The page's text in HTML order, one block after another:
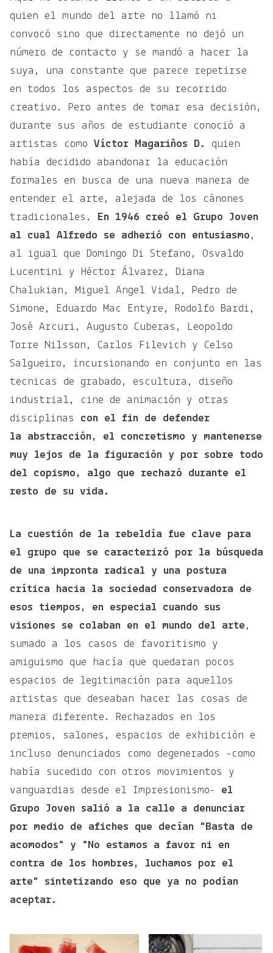
quien el mundo del arte no llamó ni
convocó sino que directamente no dejó un
número de contacto y se mandó a hacer la
suya, una constante que parece repetirse
en todos los aspectos de su recorrido
creativo. Pero antes de tomar esa decisión,
durante sus años de estudiante conoció a
artistas como Víctor Magariños D.
quien
había decidido abandonar la educación
formales en busca de una nueva manera de
entender el arte, alejada de los cánones
tradicionales. En 1946 creó el Grupo Joven
al cual Alfredo se adherió con entusiasmo ,
al igual que Domingo Di Stefano, Osvaldo
Lucentini y Héctor Álvarez, Diana
Chalukian, Miguel Angel Vidal, Pedro de
Simone, Eduardo Mac Entyre, Rodolfo Bardi,
José Arcuri, Augusto Cuberas, Leopoldo
Torre Nilsson, Carlos Filevich y Celso
Salgueiro, incursionando en conjunto en las
tecnicas de grabado, escultura, diseño
industrial, cine de animación y otras
disciplinas
con el fin de defender
la abstracción, el concretismo y mantenerse
muy lejos de la figuración y por sobre todo
del copismo, algo que rechazó durante el
resto de su vida.
La cuestión de la rebeldía fue clave para
el grupo que se caracterizó por la búsqueda
de una impronta radical y una postura
crítica hacia la sociedad conservadora de
esos tiempos, en especial cuando sus
visiones se colaban en el mundo del arte ,
sumado a los casos de favoritismo y
amiguismo que hacía que quedaran pocos
espacios de legitimación para aquellos
artistas que deseaban hacer las cosas de
manera diferente. Rechazados en los
premios, salones, espacios de exhibición e
incluso denunciados como degenerados -como
había sucedido con otros movimientos y
vanguardias desde el Impresionismo- el
Grupo Joven salió a la calle a denunciar
por medio de afiches que decían "Basta de
acomodos" y "No estamos a favor ni en
contra de los hombres, luchamos por el
arte" sintetizando eso que ya no podían
aceptar.